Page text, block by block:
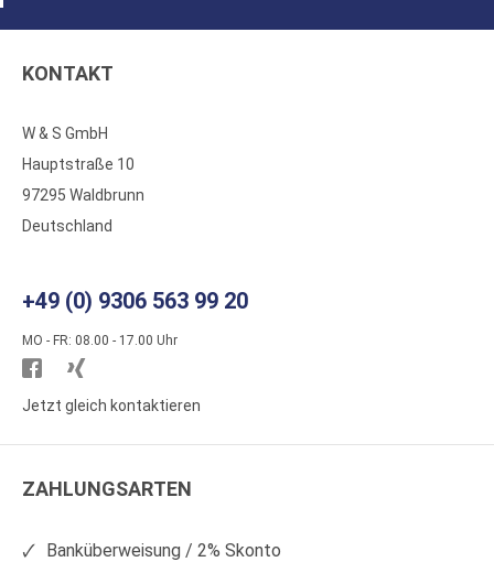
KONTAKT
W & S GmbH
Hauptstraße 10
97295 Waldbrunn
Deutschland
+49 (0) 9306 563 99 20
MO - FR: 08.00 - 17.00 Uhr
Besuchen
Sie
auf
Sie
auf
Jetzt gleich kontaktieren
ZAHLUNGSARTEN
Banküberweisung / 2% Skonto